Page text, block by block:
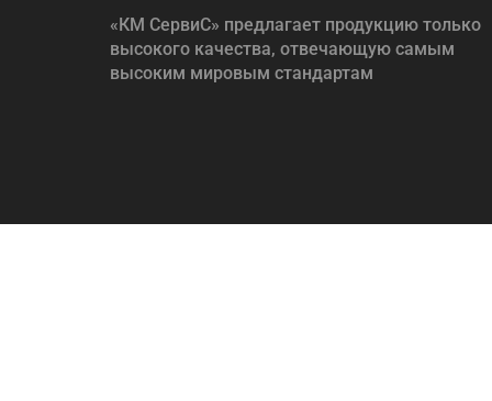
«КМ СервиС» предлагает продукцию только
высокого качества, отвечающую самым
высоким мировым стандартам